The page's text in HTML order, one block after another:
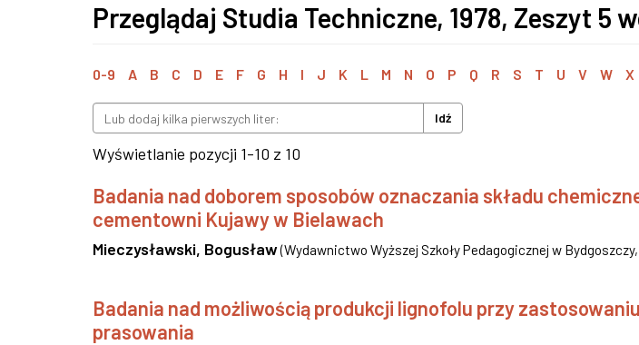
Przeglądaj Studia Techniczne, 1978, Zeszyt 5
0-9 A B C D E F G H I J K L M N O P Q R S T U V W X
Idź
Wyświetlanie pozycji 1-10 z 10
Badania nad doborem sposobów oznaczania składu
cementowni Kujawy w Bielawach
Mieczysławski, Bogusław(Wydawnictwo Wyższej Szkoły Pedagogicznej w Bydgoszczy,
Badania nad możliwością produkcji lignofolu przy
prasowania